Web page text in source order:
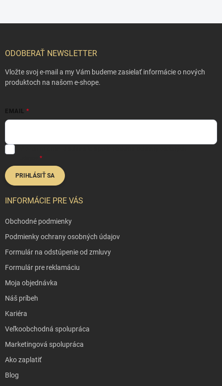
ODOBERAŤ NEWSLETTER
Vložte svoj e-mail a my Vám budeme zasielať informácie o nových
produktoch na našom e-shope.
EMAIL
PRIHLÁSIŤ SA
INFORMÁCIE PRE VÁS
Obchodné podmienky
Podmienky ochrany osobných údajov
Formulár na odstúpenie od zmluvy
Formulár pre reklamáciu
Moja objednávka
Náš príbeh
Kariéra
Veľkoobchodná spolupráca
Marketingová spolupráca
Ako zaplatiť
Blog